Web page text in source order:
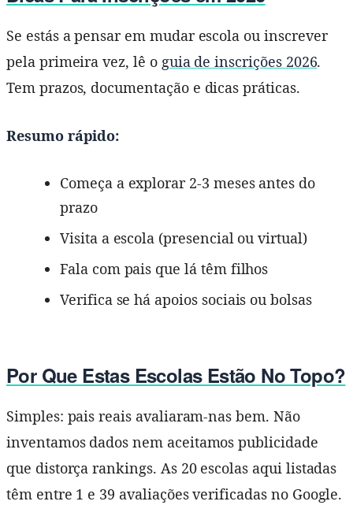
Se estás a pensar em mudar escola ou inscrever
pela primeira vez, lê o guia de inscrições 2026.
Tem prazos, documentação e dicas práticas.
Resumo rápido:
Começa a explorar 2-3 meses antes do
prazo
Visita a escola (presencial ou virtual)
Fala com pais que lá têm filhos
Verifica se há apoios sociais ou bolsas
Por Que Estas Escolas Estão No Topo?
Simples: pais reais avaliaram-nas bem. Não
inventamos dados nem aceitamos publicidade
que distorça rankings. As 20 escolas aqui listadas
têm entre 1 e 39 avaliações verificadas no Google.